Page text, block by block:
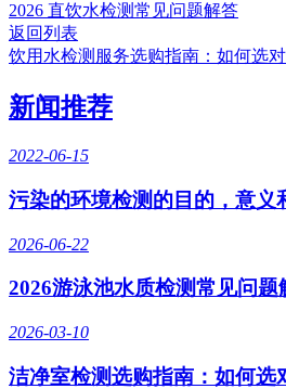
2026 直饮水检测常见问题解答
返回列表
饮用水检测服务选购指南：如何选
新闻推荐
2022-06-15
污染的环境检测的目的，意义
2026-06-22
2026游泳池水质检测常见问题
2026-03-10
洁净室检测选购指南：如何选